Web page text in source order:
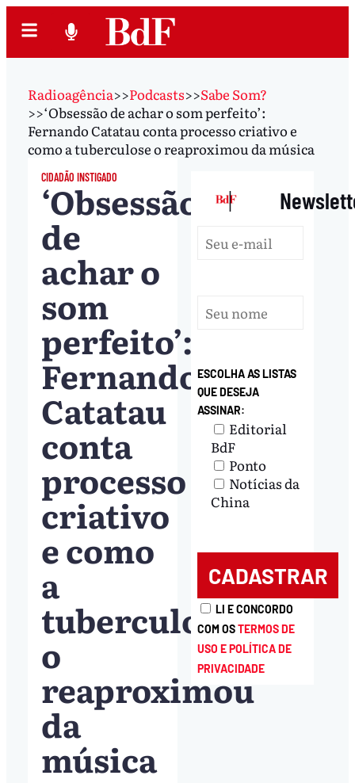
Radioagência>>Podcasts>>Sabe Som?
>>‘Obsessão de achar o som perfeito’:
Fernando Catatau conta processo criativo e
como a tuberculose o reaproximou da música
CIDADÃO INSTIGADO
‘Obsessão
de
achar o
som
perfeito’:
Fernando
Catatau
conta
processo
criativo
e como
a
tuberculose
o
reaproximou
da
música
|
ESCOLHA AS LISTAS
QUE DESEJA
ASSINAR:
Editorial
BdF
Ponto
Notícias da
China
LI E CONCORDO
COM OSTERMOS DE
USO E POLÍTICA DE
PRIVACIDADE